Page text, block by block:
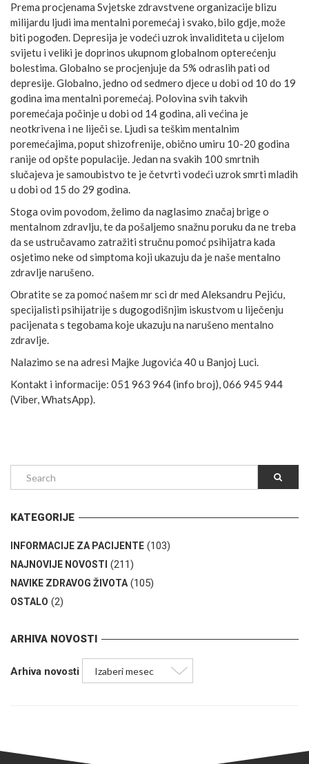
Prema procjenama Svjetske zdravstvene organizacije blizu
milijardu ljudi ima mentalni poremećaj i svako, bilo gdje, može
biti pogođen. Depresija je vodeći uzrok invaliditeta u cijelom
svijetu i veliki je doprinos ukupnom globalnom opterećenju
bolestima. Globalno se procjenjuje da 5% odraslih pati od
depresije. Globalno, jedno od sedmero djece u dobi od 10 do 19
godina ima mentalni poremećaj. Polovina svih takvih
poremećaja počinje u dobi od 14 godina, ali većina je
neotkrivena i ne liječi se. Ljudi sa teškim mentalnim
poremećajima, poput shizofrenije, obično umiru 10-20 godina
ranije od opšte populacije. Jedan na svakih 100 smrtnih
slučajeva je samoubistvo te je četvrti vodeći uzrok smrti mladih
u dobi od 15 do 29 godina.
Stoga ovim povodom, želimo da naglasimo značaj brige o
mentalnom zdravlju, te da pošaljemo snažnu poruku da ne treba
da se ustručavamo zatražiti stručnu pomoć psihijatra kada
osjetimo neke od simptoma koji ukazuju da je naše mentalno
zdravlje narušeno.
Obratite se za pomoć našem mr sci dr med Aleksandru Pejiću,
specijalisti psihijatrije s dugogodišnjim iskustvom u liječenju
pacijenata s tegobama koje ukazuju na narušeno mentalno
zdravlje.
Nalazimo se na adresi Majke Jugovića 40 u Banjoj Luci.⁣
Kontakt i informacije: 051 963 964 (info broj), 066 945 944
(Viber, WhatsApp).⁣
KATEGORIJE
INFORMACIJE ZA PACIJENTE (103)
NAJNOVIJE NOVOSTI (211)
NAVIKE ZDRAVOG ŽIVOTA(105)
OSTALO (2)
ARHIVA NOVOSTI
Arhiva novosti